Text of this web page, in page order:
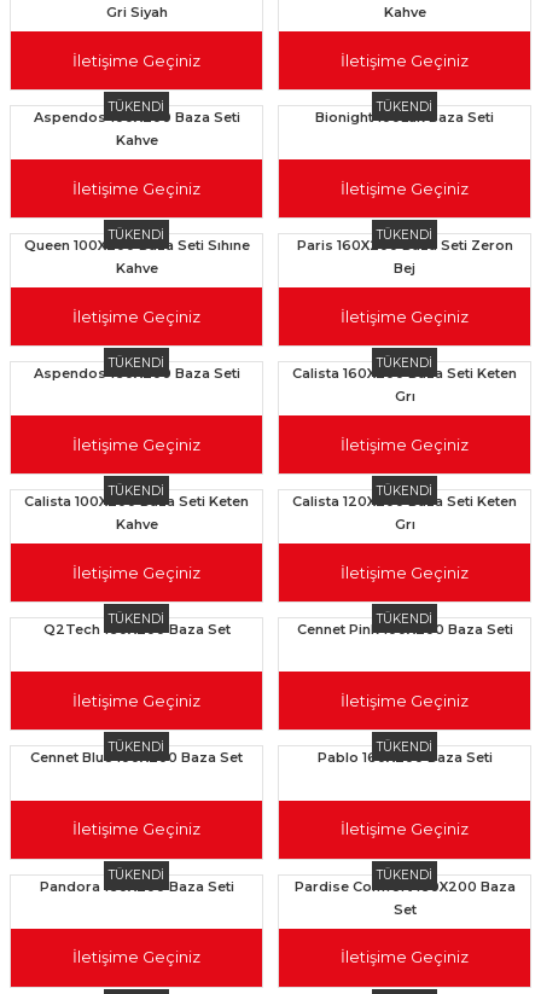
Gri Siyah
İletişime Geçiniz
Kahve
İletişime Geçiniz
TÜKENDİ
Aspendos 100X200 Baza Seti
Kahve
İletişime Geçiniz
TÜKENDİ
Bionight 100Lük Baza Seti
İletişime Geçiniz
TÜKENDİ
Queen 100X200 Baza Seti Sıhıne
Kahve
İletişime Geçiniz
TÜKENDİ
Paris 160X200 Baza Seti Zeron
Bej
İletişime Geçiniz
TÜKENDİ
Aspendos 160X200 Baza Seti
İletişime Geçiniz
TÜKENDİ
Calista 160X200 Baza Seti Keten
Grı
İletişime Geçiniz
TÜKENDİ
Calista 100X200 Baza Seti Keten
Kahve
İletişime Geçiniz
TÜKENDİ
Calista 120X200 Baza Seti Keten
Grı
İletişime Geçiniz
TÜKENDİ
Q2Tech 160X200 Baza Set
İletişime Geçiniz
TÜKENDİ
Cennet Pink 100X200 Baza Seti
İletişime Geçiniz
TÜKENDİ
Cennet Blue 100X200 Baza Set
İletişime Geçiniz
TÜKENDİ
Pablo 160X200 Baza Seti
İletişime Geçiniz
TÜKENDİ
Pandora 160X200 Baza Seti
İletişime Geçiniz
TÜKENDİ
Pardise Comfort 160X200 Baza
Set
İletişime Geçiniz